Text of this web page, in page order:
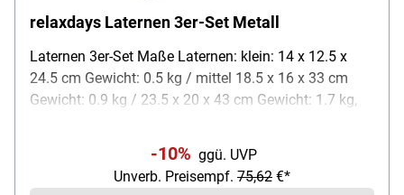
relaxdays Laternen 3er-Set Metall
Laternen 3er-Set Maße Laternen: klein: 14 x 12.5 x
24.5 cm Gewicht: 0.5 kg / mittel 18.5 x 16 x 33 cm
Gewicht: 0.9 kg / 23.5 x 20 x 43 cm Gewicht: 1.7 kg,
Gesamtgewicht: ca. 3.1 kg, Material: Metall / Glas,
Farbe: Schwarz, Lieferumfang: 3 Laternen
-10% ggü. UVP
Unverb. Preisempf. 75,62 €*